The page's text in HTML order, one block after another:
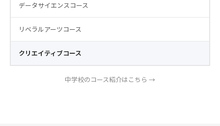
データサイエンスコース
リベラルアーツコース
クリエイティブコース
中学校のコース紹介はこちら →